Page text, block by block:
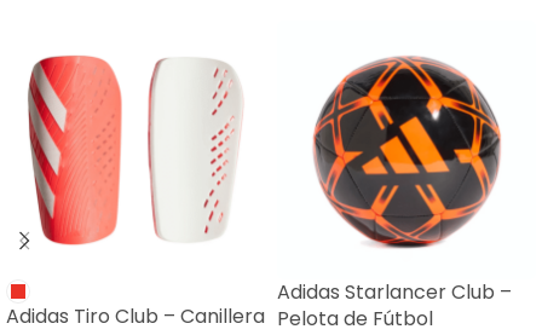
Adidas Tiro Club – Canillera
Adidas Starlancer Club –
Pelota de Fútbol